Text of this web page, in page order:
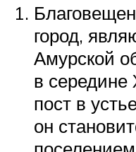
город,
Амурской
в середине
пост в
он